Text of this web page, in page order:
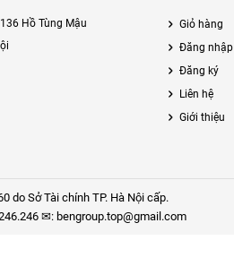
Hồ Tùng Mậu
Giỏ hàng
Đăng nhập
Đăng ký
Liên hệ
Giới thiệu
do Sở Tài chính TP. Hà Nội cấp.
✉: bengroup.top@gmail.com